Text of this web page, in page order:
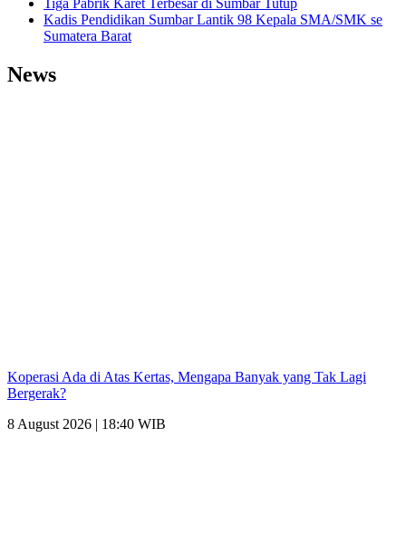
Kadis Pendidikan Sumbar Lantik 98 Kepala SMA/SMK se
Sumatera Barat
News
Koperasi Ada di Atas Kertas, Mengapa Banyak yang Tak Lagi
Bergerak?
8 August 2026 | 18:40 WIB